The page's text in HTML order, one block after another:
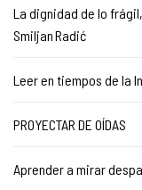
La dignidad de lo
Smiljan Radić
Leer en tiempos de la
PROYECTAR DE OÍDAS
Aprender a mirar